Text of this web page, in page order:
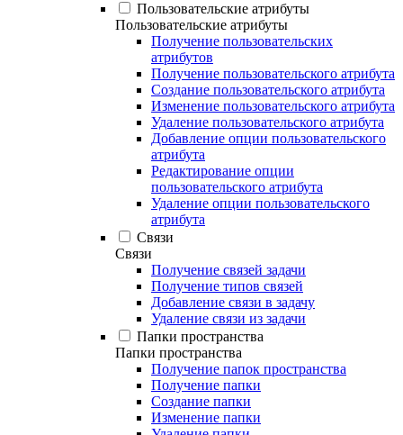
Пользовательские атрибуты
Пользовательские атрибуты
Получение пользовательских
атрибутов
Получение пользовательского атрибута
Создание пользовательского атрибута
Изменение пользовательского атрибута
Удаление пользовательского атрибута
Добавление опции пользовательского
атрибута
Редактирование опции
пользовательского атрибута
Удаление опции пользовательского
атрибута
Связи
Связи
Получение связей задачи
Получение типов связей
Добавление связи в задачу
Удаление связи из задачи
Папки пространства
Папки пространства
Получение папок пространства
Получение папки
Создание папки
Изменение папки